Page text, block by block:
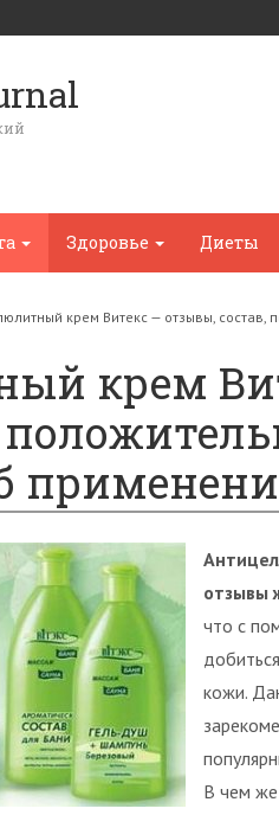
Здоровье Диеты
крем Витекс — отзывы, состав,
крем
отзывы
что с
кожи.
В чем же